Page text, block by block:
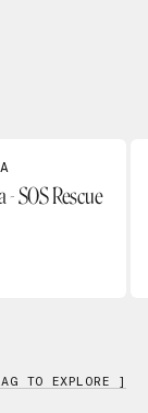
SOS Rescue
TO EXPLORE ]